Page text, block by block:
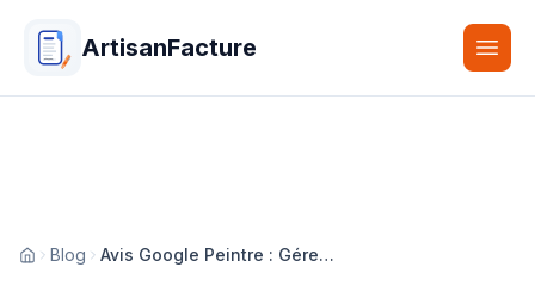
ArtisanFacture
Accueil
Blog Avis Google Peintre : Gérer sa E-Réputation en 2026